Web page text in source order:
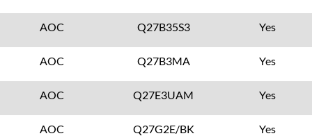
AOC Q27B35S3 Yes
AOC Q27B3MA Yes
AOC Q27E3UAM Yes
AOC Q27G2E/BK Yes